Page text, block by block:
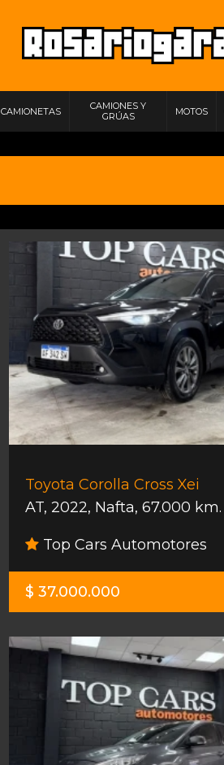
CAMIONETAS
CAMIONES Y
GRÚAS
MOTOS
Toyota Corolla Cross Xei
AT, 2022, Nafta, 67.000 km.
Top Cars Automotores
$ 37.000.000